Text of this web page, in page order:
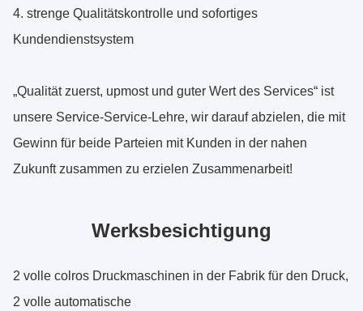
4. strenge Qualitätskontrolle und sofortiges
Kundendienstsystem
„Qualität zuerst, upmost und guter Wert des Services“ ist
unsere Service-Service-Lehre, wir darauf abzielen, die mit
Gewinn für beide Parteien mit Kunden in der nahen
Zukunft zusammen zu erzielen Zusammenarbeit!
Werksbesichtigung
2 volle colros Druckmaschinen in der Fabrik für den Druck,
2 volle automatische